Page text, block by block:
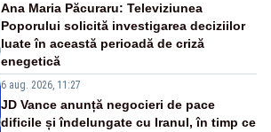
Ana Maria Păcuraru: Televiziunea
Poporului solicită investigarea deciziilor
luate în această perioadă de criză
enegetică
6 aug. 2026, 11:27
JD Vance anunță negocieri de pace
dificile și îndelungate cu Iranul, în timp ce